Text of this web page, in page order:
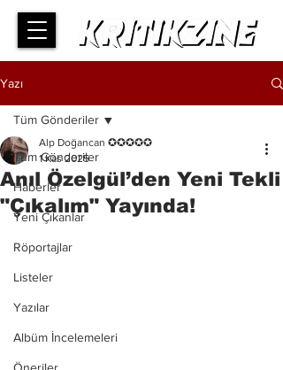
Yazı
Tüm Gönderiler
Haberler
Yeni Çıkanlar
Röportajlar
Listeler
Yazılar
Albüm İncelemeleri
Tüm Gönderiler
Anıl Özelgül’den Yeni Tekli
"Çıkalım" Yayında!
Alp Doğancan ✪✪✪✪✪
1 Kas 2025